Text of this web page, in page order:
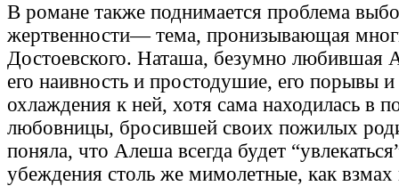
В романе также поднимается проблема
жертвенности— тема, пронизывающая
Достоевского. Наташа, безумно любившая
его наивность и простодушие, его порывы и
охлаждения к ней, хотя сама находилась в
любовницы, бросившей своих пожилых
поняла, что Алеша всегда будет
убеждения столь же мимолетные, как